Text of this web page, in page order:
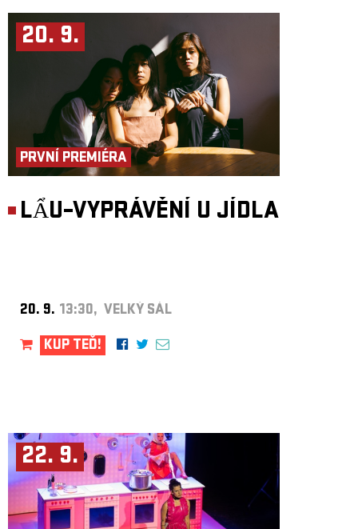
20. 9.
PRVNÍ PREMIÉRA
LẨU–VYPRÁVĚNÍ U JÍDLA
20. 9. 13:30, VELKÝ SÁL
KUP TEĎ!
22. 9.